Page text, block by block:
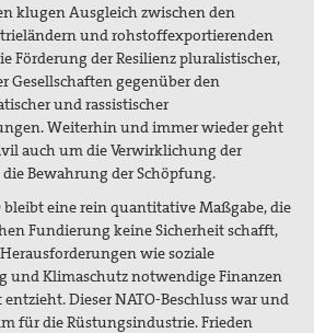
klugen Ausgleich zwischen den
und rohstoffexportierenden
Förderung der Resilienz pluralistischer,
Gesellschaften gegenüber den
und rassistischer
Weiterhin und immer wieder geht
auch um die Verwirklichung der
Bewahrung der Schöpfung.
bleibt eine rein quantitative Maßgabe, die
Fundierung keine Sicherheit schafft,
wie soziale
und Klimaschutz notwendige Finanzen
Dieser NATO-Beschluss war und
für die Rüstungsindustrie. Frieden